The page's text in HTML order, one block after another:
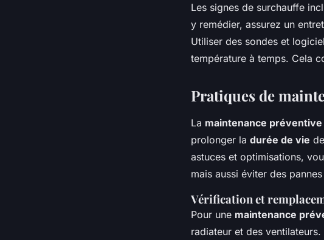
Les signes de surchauffe
y remédier, assurez un
Utiliser des sondes et
température à temps. Cela
Pratiques de
La maintenance préventive
prolonger la durée de vie
astuces et optimisations,
mais aussi éviter des
Vérification et
Pour une maintenance
radiateur et des